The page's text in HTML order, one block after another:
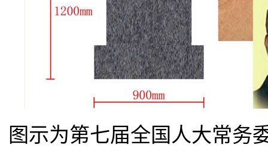
图示为第七届全国人大常务